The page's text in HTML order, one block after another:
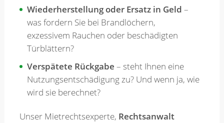
Wiederherstellung oder Ersatz in Geld –
was fordern Sie bei Brandlöchern,
exzessivem Rauchen oder beschädigten
Türblättern?
Verspätete Rückgabe – steht Ihnen eine
Nutzungsentschädigung zu? Und wenn ja, wie
wird sie berechnet?
Unser Mietrechtsexperte, Rechtsanwalt